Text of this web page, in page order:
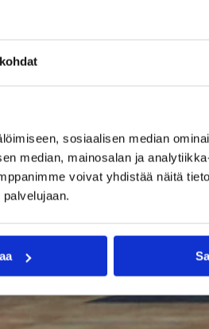
sosiaalisen median
median, mainosalan ja
voivat yhdistää näitä